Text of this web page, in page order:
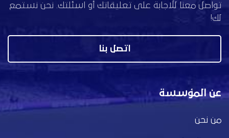
تواصل معنا للاجابة على تعليقاتك أو اسئلتك. نحن نستمع
لك!
اتصل بنا
عن المؤسسة
من نحن